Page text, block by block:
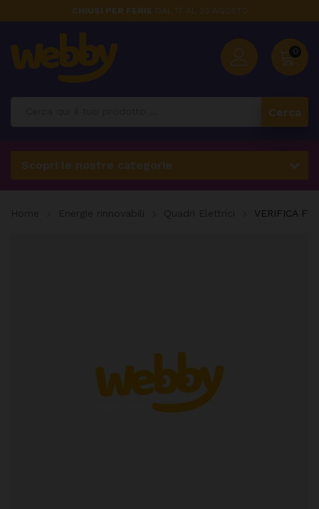
CHIUSI PER FERIE DAL 17 AL 23 AGOSTO
0
Cerca
Scopri le nostre categorie
VERIFICA